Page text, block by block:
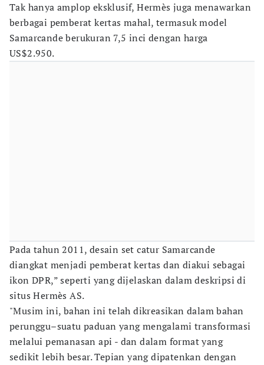
Tak hanya amplop eksklusif, Hermès juga menawarkan
berbagai pemberat kertas mahal, termasuk model
Samarcande berukuran 7,5 inci dengan harga
US$2.950.
Pada tahun 2011, desain set catur Samarcande
diangkat menjadi pemberat kertas dan diakui sebagai
ikon DPR,” seperti yang dijelaskan dalam deskripsi di
situs Hermès AS.
"Musim ini, bahan ini telah dikreasikan dalam bahan
perunggu–suatu paduan yang mengalami transformasi
melalui pemanasan api - dan dalam format yang
sedikit lebih besar. Tepian yang dipatenkan dengan